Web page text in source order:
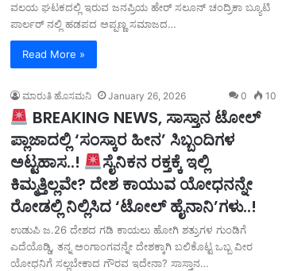
ವಲಯ ಘಟಕದಲ್ಲಿ ಇರುವ ಜನಪ್ರಿಯ ಹೇರ್ ಸಲೂನ್ ಚಂದ್ರಿಕಾ ಬ್ಯೂಟಿ
ಪಾರ್ಲರ್ ನಲ್ಲಿ ಹಡಪದ ಅಪ್ಪಣ್ಣ ಸಮಾಜದ…
Read More »
ಮಾರುತಿ ಹೊಸಮನಿ January 26, 2026 0 10
BREAKING NEWS, ಸಾಸ್ತಾನ ಟೋಲ್
ಪ್ಲಾಜಾದಲ್ಲಿ ‘ಸಂಸ್ಕಾರ ಹೀನ’ ಸಿಬ್ಬಂದಿಗಳ
ಅಟ್ಟಹಾಸ..!
ಸೈನಿಕನ ರಕ್ತಕ್ಕೆ ಇಲ್ಲಿ
ಕಿಮ್ಮತ್ತಿಲ್ಲವೇ? ದೇಶ ಕಾಯುವ ಯೋಧನನ್ನೇ
ರೋಡಲ್ಲಿ ನಿಲ್ಲಿಸಿದ ‘ಟೋಲ್ ಹೈನಾನಿ’ಗಳು..!
ಉಡುಪಿ ಜ.26 ದೇಶದ ಗಡಿ ಕಾಯಲು ಹೋಗಿ ಶತ್ರುಗಳ ಗುಂಡಿಗೆ
ಎದೆಯೊಡ್ಡಿ, ತನ್ನ ಅಂಗಾಂಗವನ್ನೇ ದೇಶಕ್ಕಾಗಿ ಬಲಿಕೊಟ್ಟ ಒಬ್ಬ ವೀರ
ಯೋಧನಿಗೆ ಸಲ್ಲಬೇಕಾದ ಗೌರವ ಇದೇನಾ? ಸಾಸ್ತಾನ…